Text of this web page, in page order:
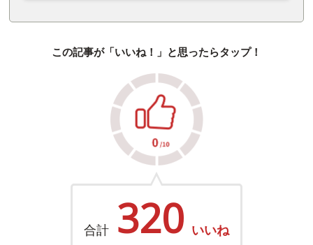
この記事が「いいね！」と思ったらタップ！
合計 320 いいね